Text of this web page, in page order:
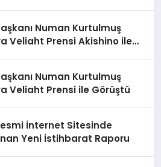
Numan Kurtulmuş
Veliaht Prensi Akishino ile
Numan Kurtulmuş
Veliaht Prensi ile Görüştü
İnternet Sitesinde
Yeni İstihbarat Raporu